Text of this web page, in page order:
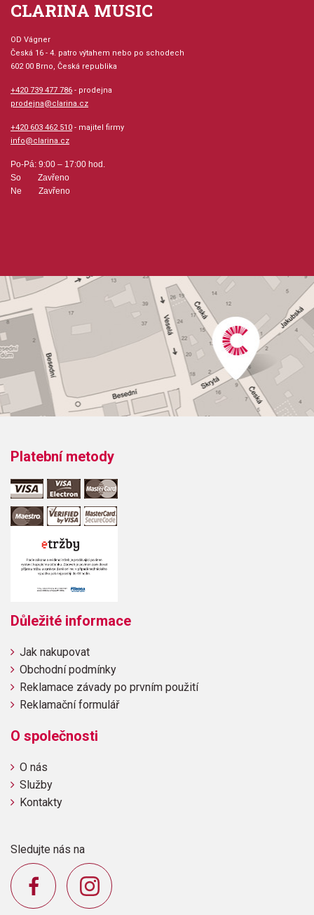
rychleji pomůže zvládnout základy hry na kytaru.
Provedení: sešit + CD + DVD
Velikost (rozměr): 23 x 30 cm
Obsazení: solo
Odběr minimálně 1 kus
Výrobce: Hal Leonard Corporation
CLARINA MUSIC
OD Vágner
Česká 16 - 4. patro výtahem nebo po schodech
602 00 Brno, Česká republika
+420 739 477 786 - prodejna
prodejna@clarina.cz
+420 603 462 510 - majitel firmy
info@clarina.cz
Po-Pá: 9:00 – 17:00 hod.
So Zavřeno
Ne Zavřeno
Platební metody
Důležité informace
Jak nakupovat
Obchodní podmínky
Reklamace závady po prvním použití
Reklamační formulář
O společnosti
O nás
Služby
Kontakty
Sledujte nás na